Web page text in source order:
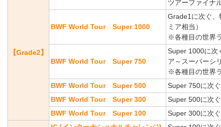
【Grade2】
ツアーファイナ
BWF World Tour Super 1000
Grade1に次ぐ、
ミア相当）
※各種目の世界
BWF World Tour Super 750
Super 1000に次
ア～スーパーシ
※各種目の世界
BWF World Tour Super 500
Super 750に次
BWF World Tour Super 300
Super 500に次
BWF World Tour Super 100
Super 300に次